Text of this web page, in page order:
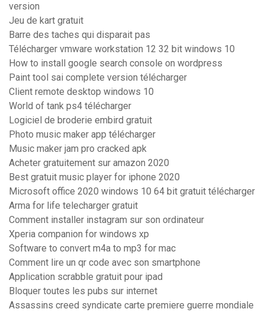
version
Jeu de kart gratuit
Barre des taches qui disparait pas
Télécharger vmware workstation 12 32 bit windows 10
How to install google search console on wordpress
Paint tool sai complete version télécharger
Client remote desktop windows 10
World of tank ps4 télécharger
Logiciel de broderie embird gratuit
Photo music maker app télécharger
Music maker jam pro cracked apk
Acheter gratuitement sur amazon 2020
Best gratuit music player for iphone 2020
Microsoft office 2020 windows 10 64 bit gratuit télécharger
Arma for life telecharger gratuit
Comment installer instagram sur son ordinateur
Xperia companion for windows xp
Software to convert m4a to mp3 for mac
Comment lire un qr code avec son smartphone
Application scrabble gratuit pour ipad
Bloquer toutes les pubs sur internet
Assassins creed syndicate carte premiere guerre mondiale